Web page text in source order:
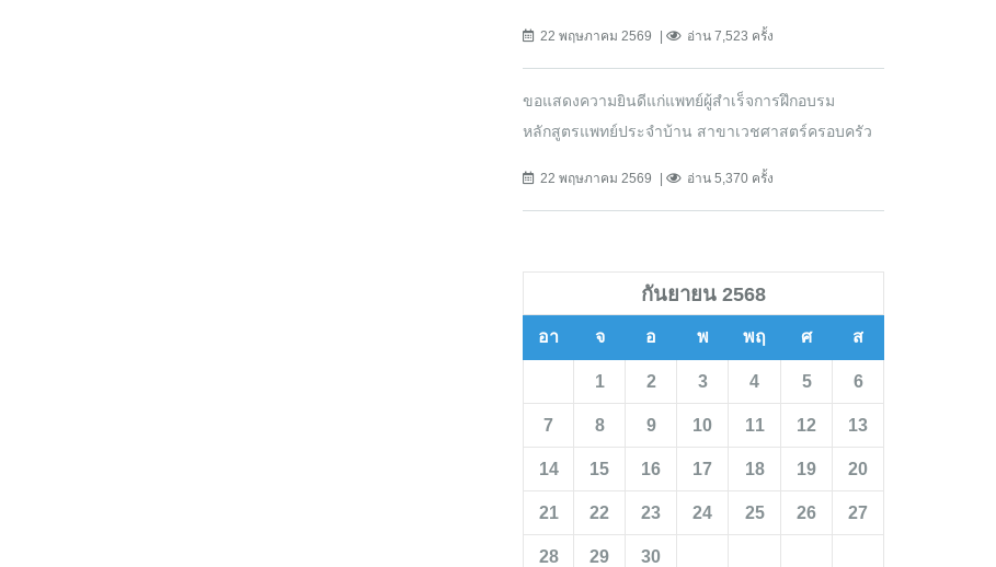
22 พฤษภาคม 2569 อ่าน 7,523 ครั้ง
ขอแสดงความยินดีแก่แพทย์ผู้สำเร็จการฝึกอบรม
หลักสูตรแพทย์ประจำบ้าน สาขาเวชศาสตร์ครอบครัว
22 พฤษภาคม 2569 อ่าน 5,370 ครั้ง
กันยายน 2568
อา จ อ พ พฤ ศ ส
1 2 3 4 5 6
7 8 9 10 11 12 13
14 15 16 17 18 19 20
21 22 23 24 25 26 27
28 29 30